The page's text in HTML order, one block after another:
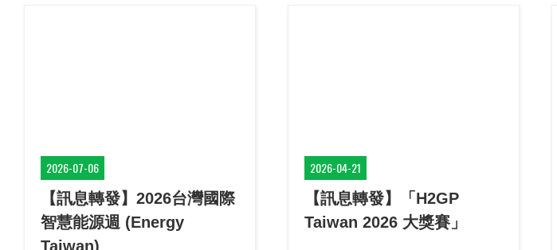
2026-07-06
【訊息轉發】2026台灣國際
智慧能源週 (Energy
Taiwan)
2026-04-21
【訊息轉發】「H2GP
Taiwan 2026 ⼤獎賽」